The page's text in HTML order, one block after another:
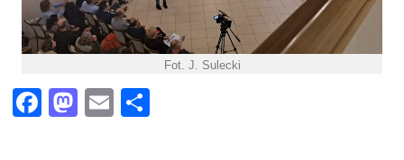
Fot. J. Sulecki
Facebook
Mastodon
Email